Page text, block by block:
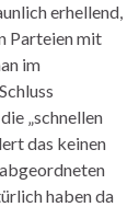
erhellend,
Parteien mit
im
„schnellen
das keinen
haben da